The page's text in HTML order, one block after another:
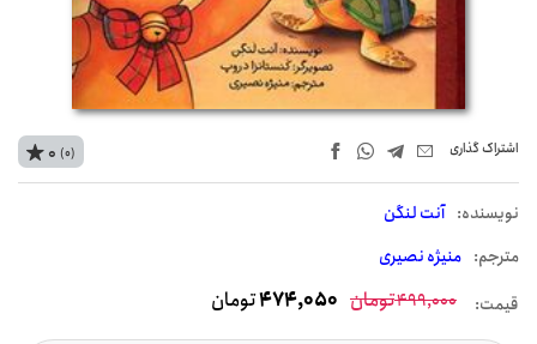
اشتراک‌ گذاری
نويسنده: آنت لنگن
مترجم: منیژه نصیری
0 (0)
قیمت: 499,000تومان 474,050تومان